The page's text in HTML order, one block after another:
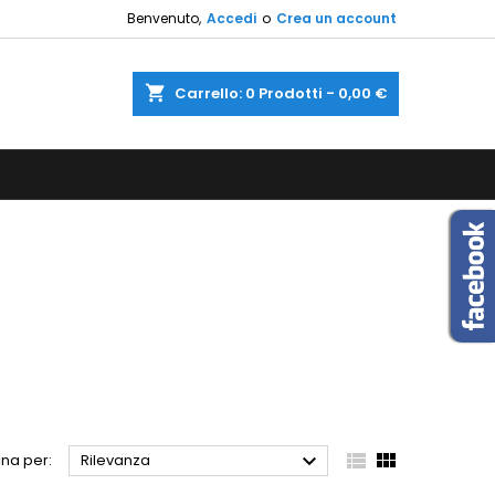
Benvenuto, Accedi o Crea un account
shopping_cart Carrello: 0 Prodotti - 0,00 €
per: Rilevanza   